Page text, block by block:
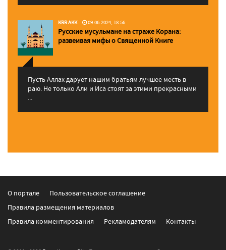
KRR AKK 09.06.2024, 18:56
Русские мусульмане на страже Корана:
pазвеивая мифы о Священной Книге
Пусть Аллах дарует нашим братьям лучшее месть в
раю. Не только Али и Иса стоят за этими прекрасными
...
О портале
Пользовательское соглашение
Правила размещения материалов
Правила комментирования
Рекламодателям Контакты